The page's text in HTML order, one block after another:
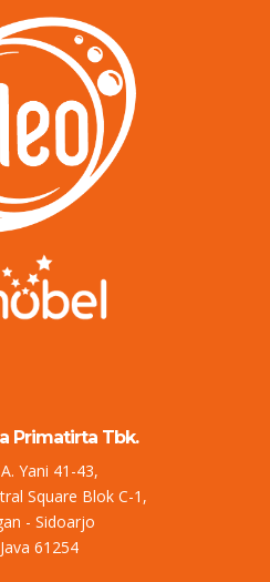
Primatirta Tbk.
Yani 41-43,
Square Blok C-1,
- Sidoarjo
61254